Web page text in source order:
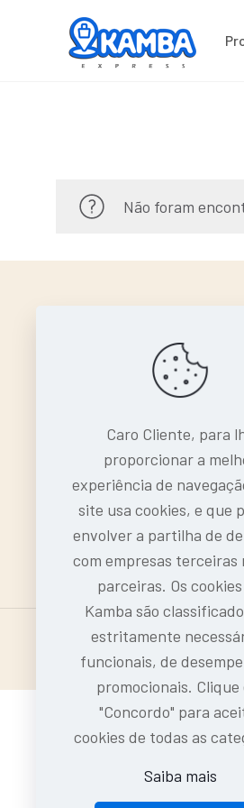
Não foram
Ajuda Rápida
Sobre o Kamba
Entregas
Devoluções e Trocas
Dúvidas Frequentes
Intermarcas, LDA |
Caro Cliente, para
proporcionar a
experiência de
site usa cookies, e que
envolver a partilha de
com empresas terceiras
parceiras. Os
Kamba são
estritamente
funcionais, de
promocionais. Clique
"Concordo" para
cookies de todas as
Saiba mais